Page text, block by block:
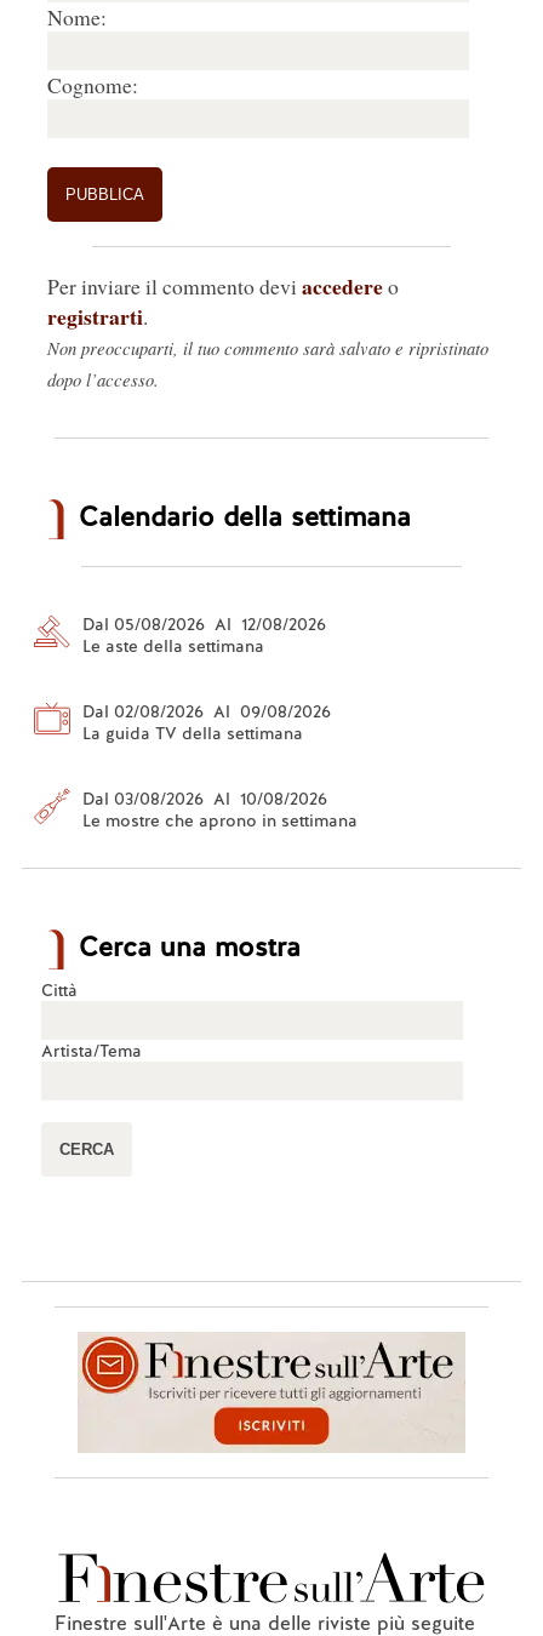
Nome:
Cognome:
Per inviare il commento devi accedereo
registrarti.
Non preoccuparti, il tuo commento sarà salvato e ripristinato
dopo l’accesso.
Calendario della settimana
Dal 05/08/2026 Al 12/08/2026
Le aste della settimana
Dal 02/08/2026 Al 09/08/2026
La guida TV della settimana
Dal 03/08/2026 Al 10/08/2026
Le mostre che aprono in settimana
Cerca una mostra
Città
Artista/Tema
Finestre sull'Arte è una delle riviste più seguite